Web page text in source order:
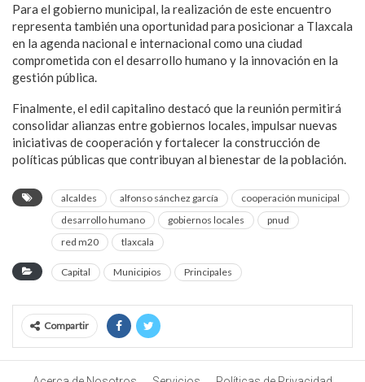
Para el gobierno municipal, la realización de este encuentro
representa también una oportunidad para posicionar a Tlaxcala
en la agenda nacional e internacional como una ciudad
comprometida con el desarrollo humano y la innovación en la
gestión pública.
Finalmente, el edil capitalino destacó que la reunión permitirá
consolidar alianzas entre gobiernos locales, impulsar nuevas
iniciativas de cooperación y fortalecer la construcción de
políticas públicas que contribuyan al bienestar de la población.
alcaldes alfonso sánchez garcía
cooperación municipal
desarrollo humano
gobiernos locales
pnud
red m20
tlaxcala
Capital Municipios Principales
Compartir